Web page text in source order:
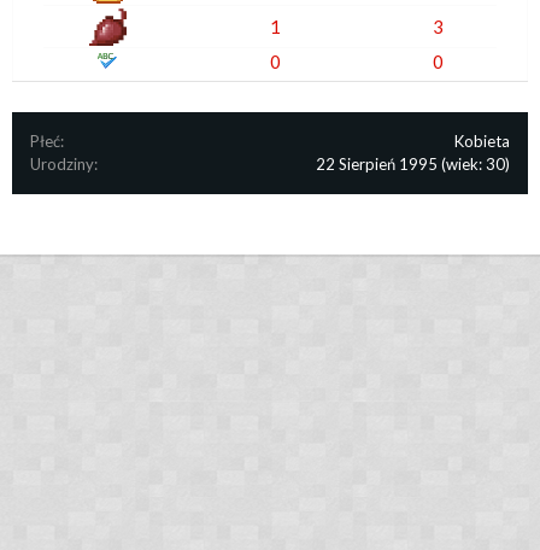
1
3
0
0
Płeć:
Kobieta
Urodziny:
22 Sierpień 1995 (wiek: 30)